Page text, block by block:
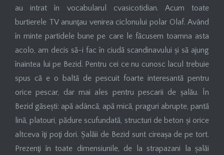
au intrat în vocabularul cvasicotidian. Acum toate
burtierele TV anunţau venirea ciclonului polar Olaf. Având
în minte partidele bune pe care le făcusem toamna asta
acolo, am decis să-i fac în ciudă scandinavului și să ajung
înaintea lui pe Bezid. Pentru cei ce nu cunosc lacul trebuie
spus că e o baltă de pescuit foarte interesantă pentru
orice pescar, dar mai ales pentru pescarii de șalău. În
Bezid găsești: apă adâncă, apă mică, praguri abrupte, pantă
lină, platouri, pădure scufundată, structuri de beton și orice
altceva îţi poţi dori. Șalăii de Bezid sunt cireașa de pe tort.
Prezenţi în toate dimensiunile, de la strapazani la șalăi